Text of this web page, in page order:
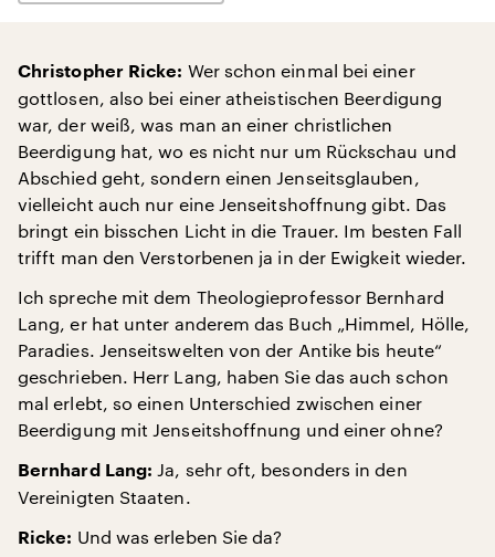
Christopher Ricke: Wer schon einmal bei einer
gottlosen, also bei einer atheistischen Beerdigung
war, der weiß, was man an einer christlichen
Beerdigung hat, wo es nicht nur um Rückschau und
Abschied geht, sondern einen Jenseitsglauben,
vielleicht auch nur eine Jenseitshoffnung gibt. Das
bringt ein bisschen Licht in die Trauer. Im besten Fall
trifft man den Verstorbenen ja in der Ewigkeit wieder.
Ich spreche mit dem Theologieprofessor Bernhard
Lang, er hat unter anderem das Buch „Himmel, Hölle,
Paradies. Jenseitswelten von der Antike bis heute“
geschrieben. Herr Lang, haben Sie das auch schon
mal erlebt, so einen Unterschied zwischen einer
Beerdigung mit Jenseitshoffnung und einer ohne?
Bernhard Lang: Ja, sehr oft, besonders in den
Vereinigten Staaten.
Ricke: Und was erleben Sie da?